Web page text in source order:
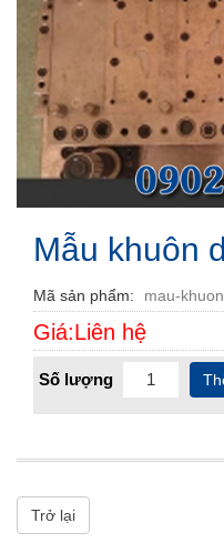
Mẫu khuôn
Mã sản phẩm mau-
Giá:Liên hệ
Số lượng
Trở lại